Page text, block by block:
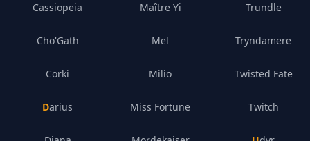
Cassiopeia
Cho'Gath
Corki
Darius
Maître Yi
Mel
Milio
Miss Fortune
Trundle
Tryndamere
Twisted Fate
Twitch